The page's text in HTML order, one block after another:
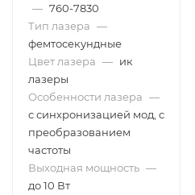
— 760-7830
Тип лазера —
фемтосекундные
Цвет лазера — ик
лазеры
Особенности лазера —
с синхронизацией мод, с
преобразованием
частоты
Выходная мощность —
до 10 Вт